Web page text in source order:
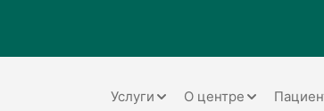
Услуги О центре